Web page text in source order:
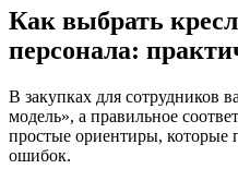
Как выбрать
персонала:
В закупках для сотрудников
модель», а правильное
простые ориентиры, которые
ошибок.